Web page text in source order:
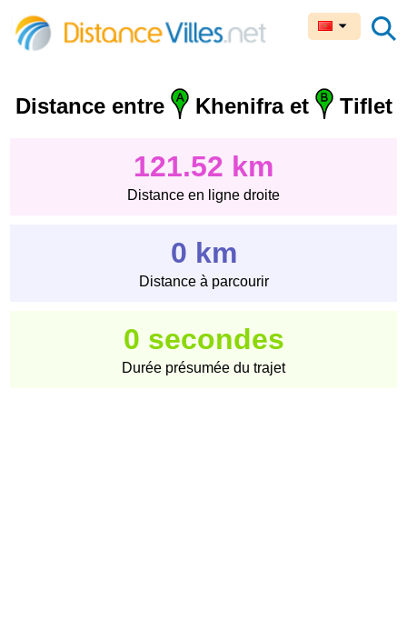
Distance entre Khenifra et Tiflet
121.52 km
Distance en ligne droite
0 km
Distance à parcourir
0 secondes
Durée présumée du trajet